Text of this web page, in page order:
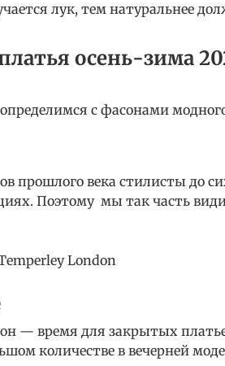
лук, тем натуральнее
осень-зима
с фасонами
прошлого века стилисты до
Поэтому мы так часть
London
— время для закрытых
количестве в вечерней